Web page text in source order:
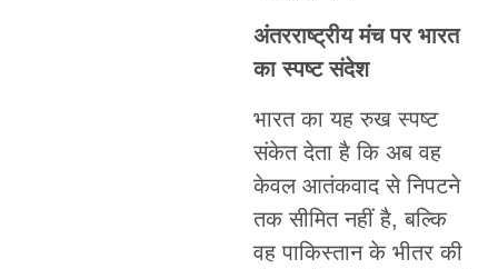
अंतरराष्ट्रीय मंच पर भारत
का स्पष्ट संदेश
भारत का यह रुख स्पष्ट
संकेत देता है कि अब वह
केवल आतंकवाद से निपटने
तक सीमित नहीं है, बल्कि
वह पाकिस्तान के भीतर की